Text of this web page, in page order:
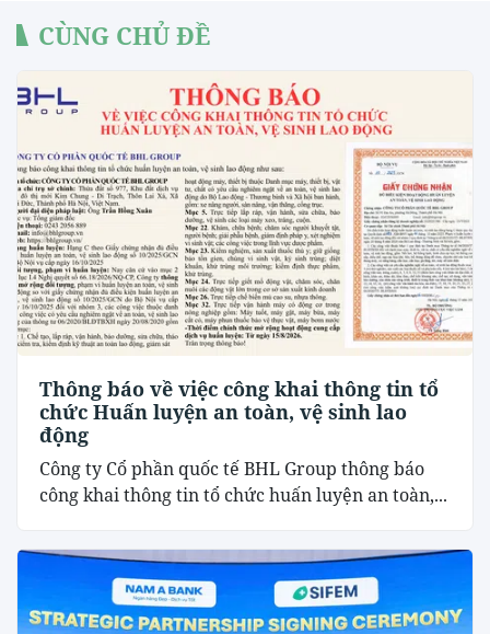
CÙNG CHỦ ĐỀ
Thông báo về việc công khai thông tin tổ
chức Huấn luyện an toàn, vệ sinh lao
động
Công ty Cổ phần quốc tế BHL Group thông báo
công khai thông tin tổ chức huấn luyện an toàn,...